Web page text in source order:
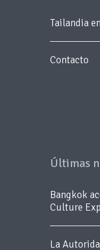
Tailandia
Contacto
Últimas
Bangkok
Culture
La